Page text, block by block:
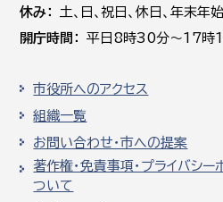
休み
土､日､祝日、休日、年末
開庁時間
平日8時30分～17時
市役所へのアクセス
組織一覧
お問い合わせ・市への提案
著作権・免責事項・プライバシー
ついて